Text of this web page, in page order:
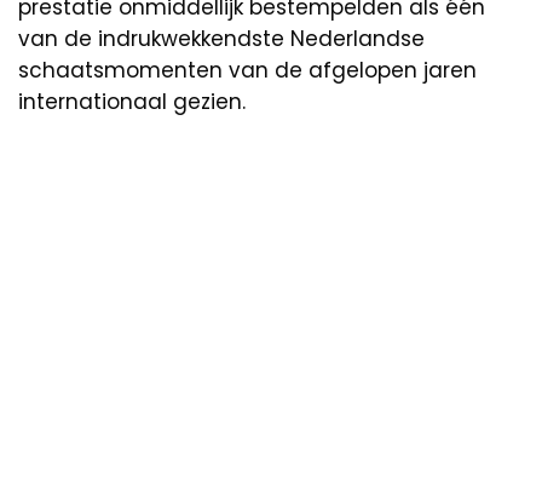
prestatie onmiddellijk bestempelden als één
van de indrukwekkendste Nederlandse
schaatsmomenten van de afgelopen jaren
internationaal gezien.